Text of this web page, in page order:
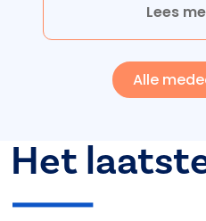
Lees
Alle
Het